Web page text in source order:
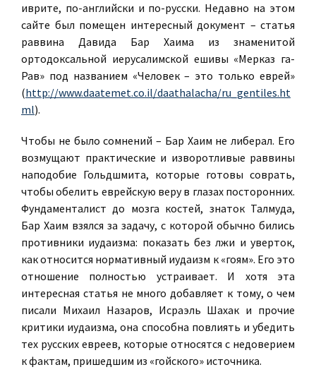
иврите, по-английски и по-русски. Недавно на этом
сайте был помещен интересный документ – статья
раввина Давида Бар Хаима из знаменитой
ортодоксальной иерусалимской ешивы «Мерказ га-
Рав» под названием «Человек – это только еврей»
(http://www.daatemet.co.il/daathalacha/ru_gentiles.ht
ml).
Чтобы не было сомнений – Бар Хаим не либерал. Его
возмущают практические и изворотливые раввины
наподобие Гольдшмита, которые готовы соврать,
чтобы обелить еврейскую веру в глазах посторонних.
Фундаменталист до мозга костей, знаток Талмуда,
Бар Хаим взялся за задачу, с которой обычно бились
противники иудаизма: показать без лжи и уверток,
как относится нормативный иудаизм к «гоям». Его это
отношение полностью устраивает. И хотя эта
интересная статья не много добавляет к тому, о чем
писали Михаил Назаров, Исраэль Шахак и прочие
критики иудаизма, она способна повлиять и убедить
тех русских евреев, которые относятся с недоверием
к фактам, пришедшим из «гойского» источника.